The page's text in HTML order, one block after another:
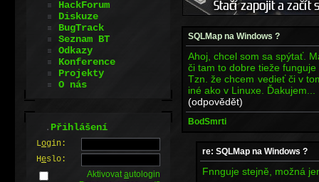
SQLMap na Windows ?
Ahoj, chcel som sa spýtať.
či tam to dobre tieže
Tzn. že chcem vedieť či v
iné ako v Linuxe. Ďakujem...
(odpovědět)
BodSmrti
re: SQLMap na Windows ?
Fnnguje stejně, možná
HackForum
Diskuze
BugTrack
Seznam BT
Odkazy
Konference
Projekty
O nás
.Přihlášení
Login:
Heslo:
Aktivovatautologin